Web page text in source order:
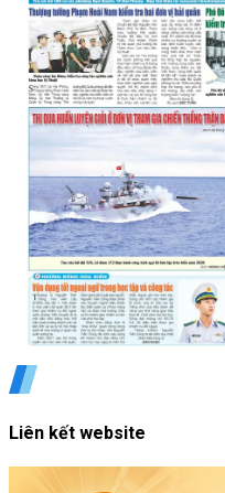
Liên kết website